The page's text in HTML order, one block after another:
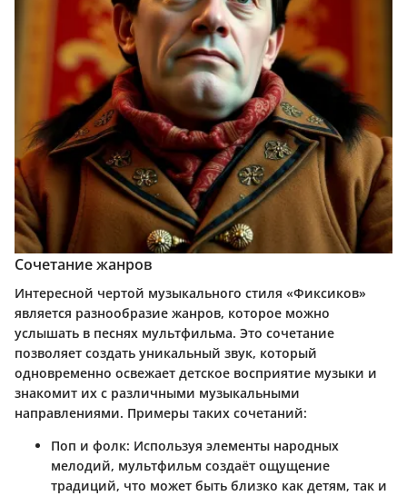
Сочетание жанров
Интересной чертой музыкального стиля «Фиксиков»
является разнообразие жанров, которое можно
услышать в песнях мультфильма. Это сочетание
позволяет создать уникальный звук, который
одновременно освежает детское восприятие музыки и
знакомит их с различными музыкальными
направлениями. Примеры таких сочетаний:
Поп и фолк: Используя элементы народных
мелодий, мультфильм создаёт ощущение
традиций, что может быть близко как детям, так и